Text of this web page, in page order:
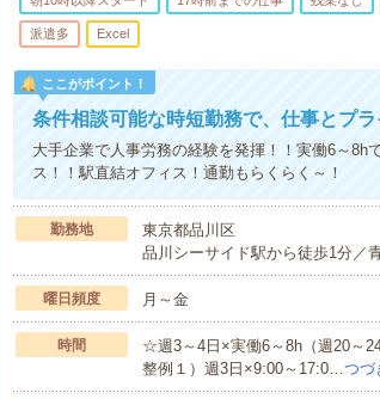
派遣多 Excel
ここがポイント！
条件相談可能な時短勤務で、仕事とプ
大手企業で人事労務の経験を発揮！！実働6～8h
ス！！駅直結オフィス！通勤もらくらく～！
勤務地
東京都品川区
品川シーサイド駅から徒歩1分／
曜日頻度 月～金
時間
☆週3～4日×実働6～8h（週20～
整例１）週3日×9:00～17:0…つづ